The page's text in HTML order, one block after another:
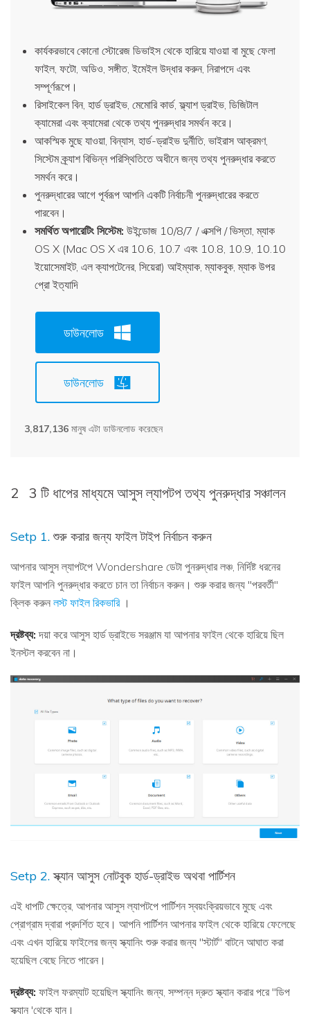
কার্যকরভাবে কোনো স্টোরেজ ডিভাইস থেকে হারিয়ে যাওয়া বা মুছে ফেলা
ফাইল, ফটো, অডিও, সঙ্গীত, ইমেইল উদ্ধার করুন, নিরাপদে এবং
সম্পূর্ণরূপে।
রিসাইকেল বিন, হার্ড ড্রাইভ, মেমোরি কার্ড, ফ্ল্যাশ ড্রাইভ, ডিজিটাল
ক্যামেরা এবং ক্যামেরা থেকে তথ্য পুনরুদ্ধার সমর্থন করে।
আকস্মিক মুছে যাওয়া, বিন্যাস, হার্ড-ড্রাইভ দুর্নীতি, ভাইরাস আক্রমণ,
সিস্টেম ক্র্যাশ বিভিন্ন পরিস্থিতিতে অধীনে জন্য তথ্য পুনরুদ্ধার করতে
সমর্থন করে।
পুনরুদ্ধারের আগে পূর্বরূপ আপনি একটি নির্বাচনী পুনরুদ্ধারের করতে
পারবেন।
সমর্থিত অপারেটিং সিস্টেম: উইন্ডোজ 10/8/7 / এক্সপি / ভিস্তা, ম্যাক
OS X (Mac OS X এর 10.6, 10.7 এবং 10.8, 10.9, 10.10
ইয়োসেমাইট, এল ক্যাপটেনের, সিয়েরা) আইম্যাক, ম্যাকবুক, ম্যাক উপর
প্রো ইত্যাদি
ডাউনলোড
ডাউনলোড
3,817,136 মানুষ এটা ডাউনলোড করেছেন
2 3 টি ধাপের মাধ্যমে আসুস ল্যাপটপ তথ্য পুনরুদ্ধার সঞ্চালন
Setp 1.শুরু করার জন্য ফাইল টাইপ নির্বাচন করুন
আপনার আসুস ল্যাপটপে Wondershare ডেটা পুনরুদ্ধার লঞ্চ, নির্দিষ্ট ধরনের
ফাইল আপনি পুনরুদ্ধার করতে চান তা নির্বাচন করুন। শুরু করার জন্য "পরবর্তী"
ক্লিক করুন লস্ট ফাইল রিকভারি।
দ্রষ্টব্য: দয়া করে আসুস হার্ড ড্রাইভে সরঞ্জাম যা আপনার ফাইল থেকে হারিয়ে ছিল
ইনস্টল করবেন না।
Setp 2.স্ক্যান আসুস নোটবুক হার্ড-ড্রাইভ অথবা পার্টিশন
এই ধাপটি ক্ষেত্রে, আপনার আসুস ল্যাপটপে পার্টিশন স্বয়ংক্রিয়ভাবে মুছে এবং
প্রোগ্রাম দ্বারা প্রদর্শিত হবে। আপনি পার্টিশন আপনার ফাইল থেকে হারিয়ে ফেলেছে
এবং এখন হারিয়ে ফাইলের জন্য স্ক্যানিং শুরু করার জন্য "স্টার্ট" বাটনে আঘাত করা
হয়েছিল বেছে নিতে পারেন।
দ্রষ্টব্য: ফাইল ফরম্যাট হয়েছিল স্ক্যানিং জন্য, সম্পন্ন দ্রুত স্ক্যান করার পরে "ডিপ
স্ক্যান 'থেকে যান।